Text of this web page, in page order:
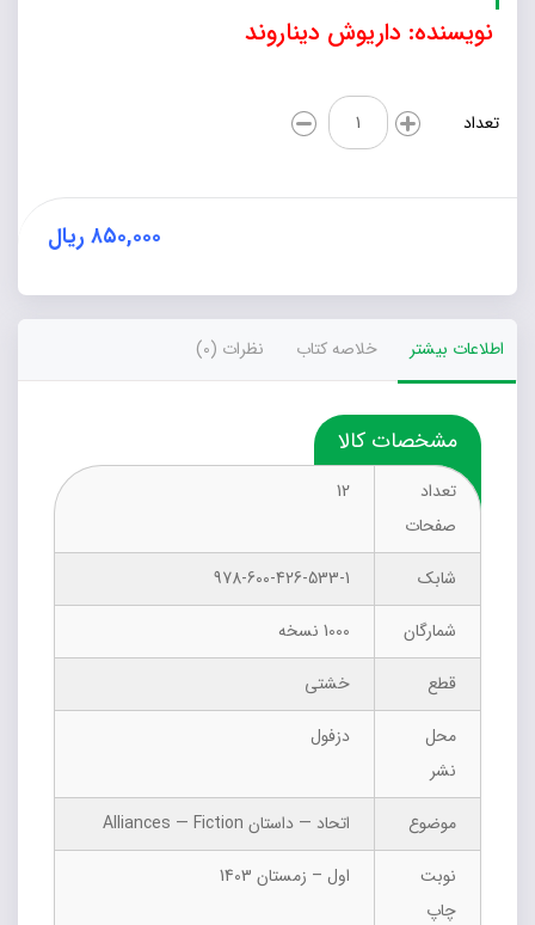
نویسنده: داریوش دیناروند
تعداد
نجاتِ
آهوی
چشم
عدد
۸۵۰,۰۰۰ ریال
اطلاعات بیشتر خلاصه کتاب نظرات (0)
مشخصات کالا
تعداد
صفحات
12
شابک
978-600-426-533-1
شمارگان
1000 نسخه
قطع
خشتی
محل
نشر
دزفول
موضوع
اتحاد — داستان Alliances — Fiction
نوبت
چاپ
اول – زمستان 1403